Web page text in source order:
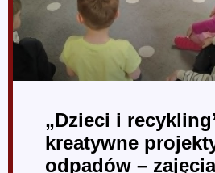
„Dzieci i
kreatywne
odpadów –